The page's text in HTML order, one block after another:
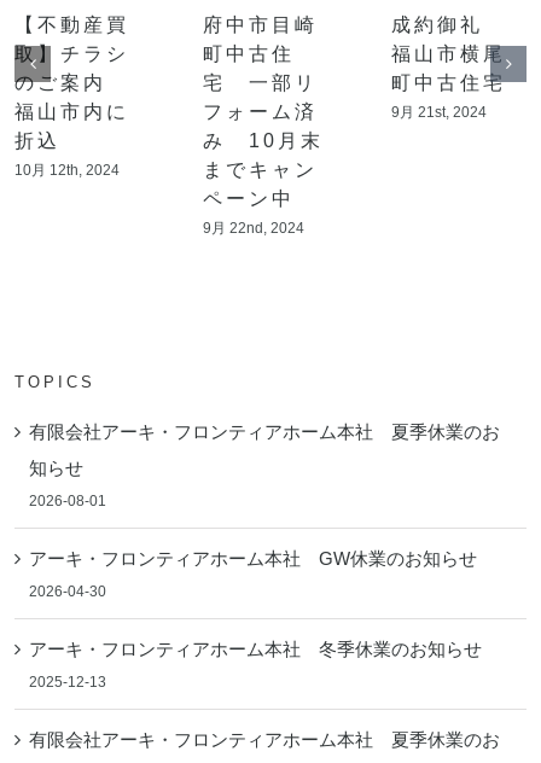
【不動産買
取】チラシ
のご案内
福山市内に
折込
10月 12th, 2024
府中市目崎
町中古住
宅 一部リ
フォーム済
み 10月末
までキャン
ペーン中
9月 22nd, 2024
成約御礼
福山市横尾
町中古住宅
9月 21st, 2024
TOPICS
有限会社アーキ・フロンティアホーム本社 夏季休業のお
知らせ
2026-08-01
アーキ・フロンティアホーム本社 GW休業のお知らせ
2026-04-30
アーキ・フロンティアホーム本社 冬季休業のお知らせ
2025-12-13
有限会社アーキ・フロンティアホーム本社 夏季休業のお